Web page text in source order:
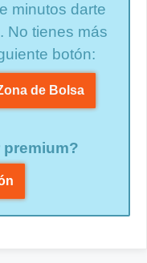
minutos darte
No tienes más
botón:
de Bolsa